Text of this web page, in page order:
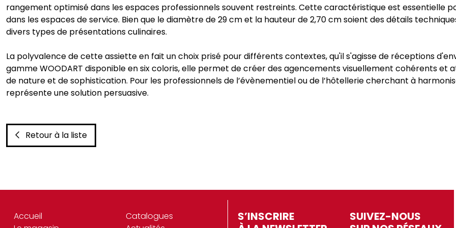
rangement optimisé dans les espaces professionnels souvent restreints. Cette caractéristique est essentielle
dans les espaces de service. Bien que le diamètre de 29 cm et la hauteur de 2,70 cm soient des détails
divers types de présentations culinaires.
La polyvalence de cette assiette en fait un choix prisé pour différents contextes, qu'il s'agisse de réceptions
gamme WOODART disponible en six coloris, elle permet de créer des agencements visuellement cohérents
de nature et de sophistication. Pour les professionnels de l’évènementiel ou de l’hôtellerie cherchant à
représente une solution persuasive.
Retour à la liste
Accueil
Catalogues
S’INSCRIRE
SUIVEZ-NOUS